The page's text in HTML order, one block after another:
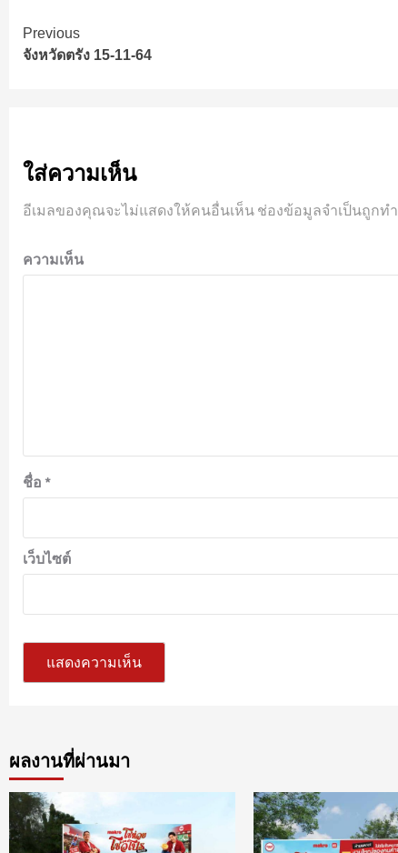
Continue
Reading
Previous
จังหวัดตรัง 15-11-64
ใส่ความเห็น
อีเมลของคุณจะไม่แสดงให้คนอื่นเห็น ช่องข้อมูลจำเป็นถูกท
ความเห็น
ชื่อ *
เว็บไซต์
ผลงานที่ผ่านมา